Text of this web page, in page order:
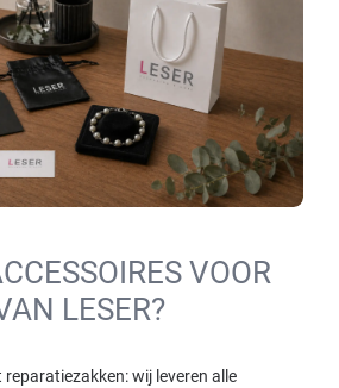
VOOR
LESER?
wij leveren alle